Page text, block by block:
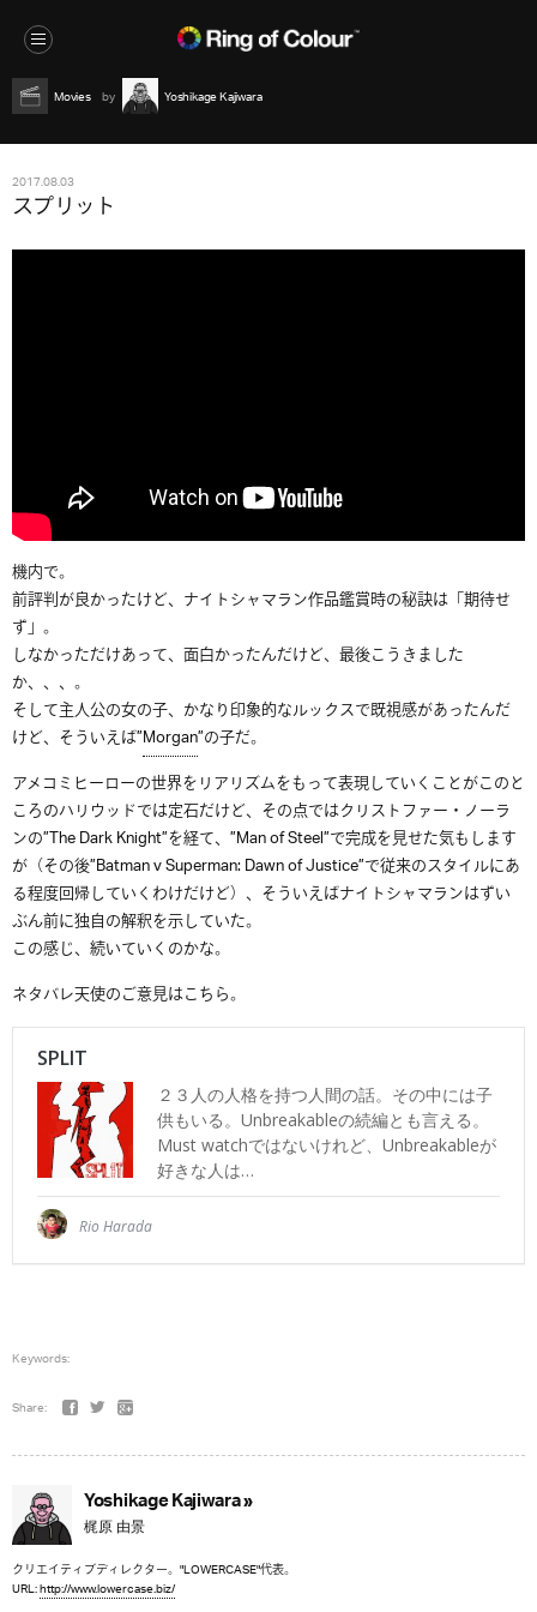
Movies Yoshikage Kajiwara
2017.08.03
スプリット
機内で。
前評判が良かったけど、ナイトシャマラン作品鑑賞時の秘訣は「期待せ
ず」。
しなかっただけあって、面白かったんだけど、最後こうきました
か、、、。
そして主人公の女の子、かなり印象的なルックスで既視感があったんだ
けど、そういえば”Morgan”の子だ。
アメコミヒーローの世界をリアリズムをもって表現していくことがこのと
ころのハリウッドでは定石だけど、その点ではクリストファー・ノーラ
ンの”The Dark Knight”を経て、”Man of Steel”で完成を見せた気もします
が（その後”Batman v Superman: Dawn of Justice”で従来のスタイルにあ
る程度回帰していくわけだけど）、そういえばナイトシャマランはずい
ぶん前に独自の解釈を示していた。
この感じ、続いていくのかな。
ネタバレ天使のご意見はこちら。
Keywords:
Share:
Yoshikage Kajiwara »
梶原 由景
クリエイティブディレクター。"LOWERCASE"代表。
URL:http://www.lowercase.biz/